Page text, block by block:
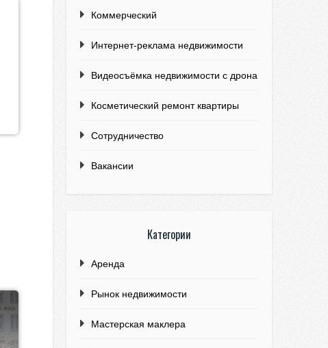
Коммерческий
Интернет-реклама недвижимости
Видеосъёмка недвижимости с дрона
Косметический ремонт квартиры
Сотрудничество
Вакансии
Категории
Аренда
Рынок недвижимости
Мастерская маклера